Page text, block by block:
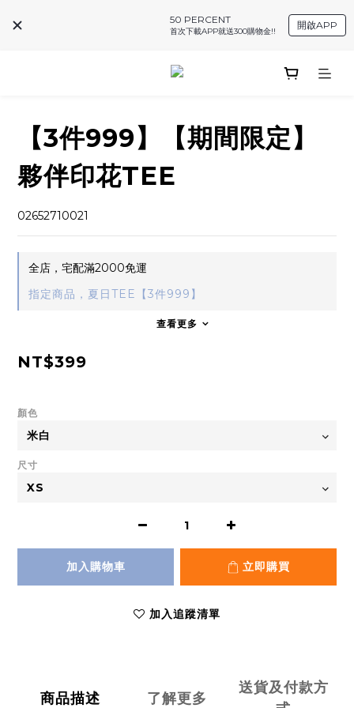
50 PERCENT
首次下載APP就送300購物金!!
開啟APP
【3件999】【期間限定】
夥伴印花TEE
02652710021
全店，宅配滿2000免運
指定商品，夏日TEE【3件999】
查看更多
NT$399
顏色
尺寸
加入購物車 立即購買
加入追蹤清單
商品描述 了解更多
送貨及付款方